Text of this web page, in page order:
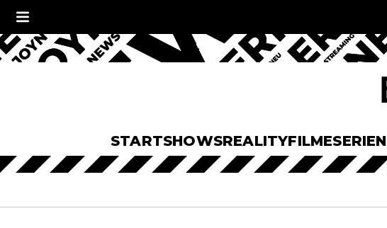
STARTSHOWSREALITYFILMESERIEN